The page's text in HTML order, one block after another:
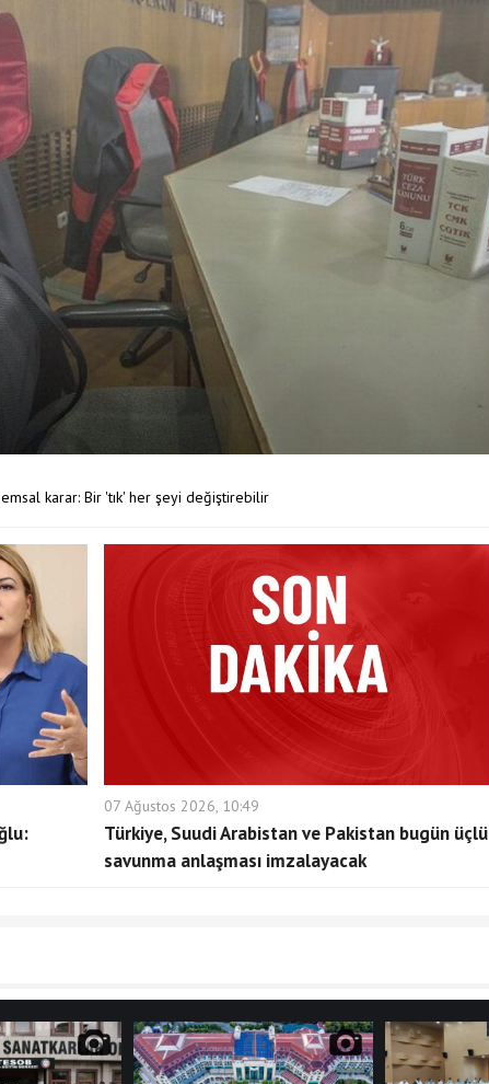
karar: Bir 'tık' her şeyi değiştirebilir
07 Ağustos 2026, 10:49
Türkiye, Suudi Arabistan ve Pakistan bugün üçlü
savunma anlaşması imzalayacak